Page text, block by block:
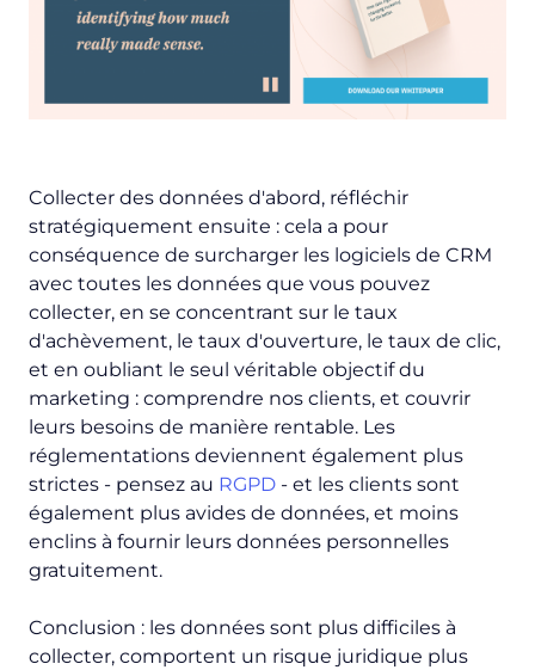
Collecter des données d'abord, réfléchir
stratégiquement ensuite : cela a pour
conséquence de surcharger les logiciels de CRM
avec toutes les données que vous pouvez
collecter, en se concentrant sur le taux
d'achèvement, le taux d'ouverture, le taux de clic,
et en oubliant le seul véritable objectif du
marketing : comprendre nos clients, et couvrir
leurs besoins de manière rentable. Les
réglementations deviennent également plus
strictes - pensez au RGPD - et les clients sont
également plus avides de données, et moins
enclins à fournir leurs données personnelles
gratuitement.
Conclusion : les données sont plus difficiles à
collecter, comportent un risque juridique plus